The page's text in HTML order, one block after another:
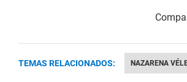
TEMAS RELACIONADOS: NAZARENA